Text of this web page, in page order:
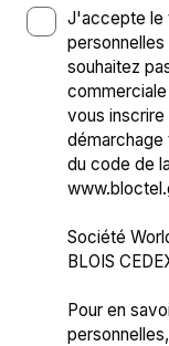
J'accepte le
personnelles
souhaitez
vous
démarchage
du code de
Société
BLOIS
Pour en